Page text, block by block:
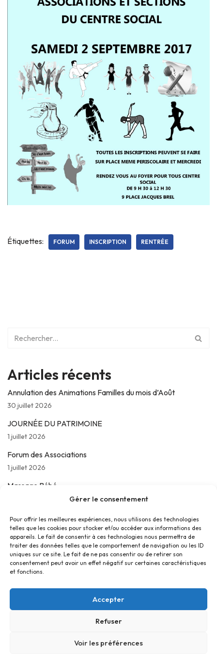
Gérer le consentement
Pour offrir les meilleures expériences, nous utilisons des technologies
telles que les cookies pour stocker et/ou accéder aux informations des
appareils. Le fait de consentir à ces technologies nous permettra de
traiter des données telles que le comportement de navigation ou les ID
uniques sur ce site. Le fait de ne pas consentir ou de retirer son
consentement peut avoir un effet négatif sur certaines caractéristiques
et fonctions.
Accepter
Refuser
Voir les préférences
Étiquettes: FORUM INSCRIPTION RENTRÉE
Articles récents
Annulation des Animations Familles du mois d’Août
30 juillet 2026
JOURNÉE DU PATRIMOINE
1 juillet 2026
Forum des Associations
1 juillet 2026
Massage Bébé
Les jeudis de La Parolière
16 juin 2026
Contact